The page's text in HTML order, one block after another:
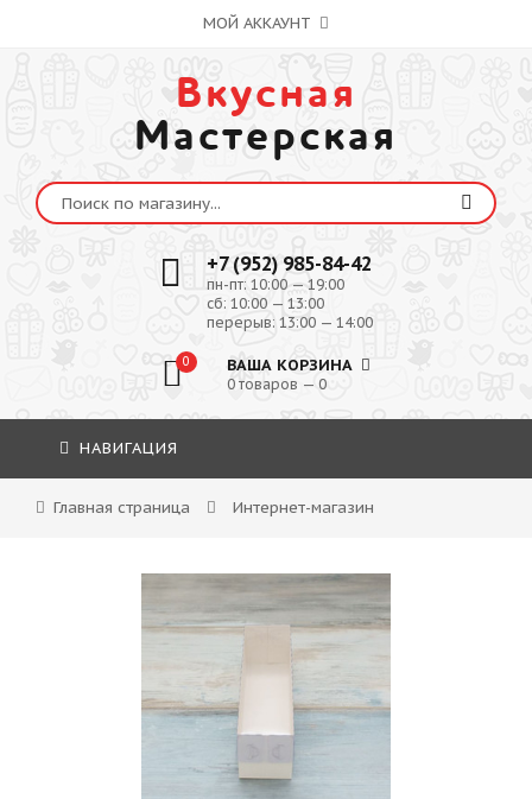
МОЙ АККАУНТ
Вкусная
Мастерская
+7 (952) 985-84-42
пн-пт: 10:00 — 19:00
сб: 10:00 — 13:00
перерыв: 13:00 — 14:00
0 ВАША КОРЗИНА
0 товаров — 0
НАВИГАЦИЯ
Главная страница Интернет-магазин